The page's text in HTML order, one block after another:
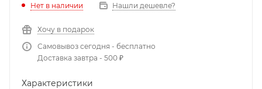
Нет в наличии Нашли дешевле?
Хочу в подарок
Самовывоз сегодня - бесплатно
Доставка завтра - 500 ₽
Характеристики